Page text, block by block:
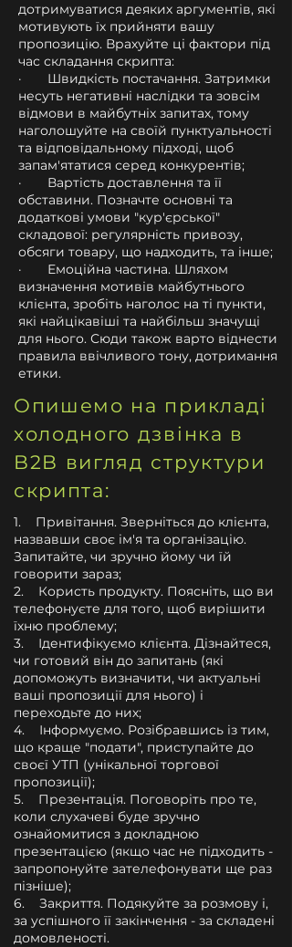
дотримуватися деяких аргументів, які
мотивують їх прийняти вашу
пропозицію. Врахуйте ці фактори під
час складання скрипта:
· Швидкість постачання. Затримки
несуть негативні наслідки та зовсім
відмови в майбутніх запитах, тому
наголошуйте на своїй пунктуальності
та відповідальному підході, щоб
запам'ятатися серед конкурентів;
· Вартість доставлення та її
обставини. Позначте основні та
додаткові умови "кур'єрської"
складової: регулярність привозу,
обсяги товару, що надходить, та інше;
· Емоційна частина. Шляхом
визначення мотивів майбутнього
клієнта, зробіть наголос на ті пункти,
які найцікавіші та найбільш значущі
для нього. Сюди також варто віднести
правила ввічливого тону, дотримання
етики.
​Опишемо на прикладі
холодного дзвінка в
B2B вигляд структури
скрипта:
1. Привітання. Зверніться до клієнта,
назвавши своє ім'я та організацію.
Запитайте, чи зручно йому чи їй
говорити зараз;
2. Користь продукту. Поясніть, що ви
телефонуєте для того, щоб вирішити
їхню проблему;
3. Ідентифікуємо клієнта. Дізнайтеся,
чи готовий він до запитань (які
допоможуть визначити, чи актуальні
ваші пропозиції для нього) і
переходьте до них;
4. Інформуємо. Розібравшись із тим,
що краще "подати", приступайте до
своєї УТП (унікальної торгової
пропозиції);
5. Презентація. Поговоріть про те,
коли слухачеві буде зручно
ознайомитися з докладною
презентацією (якщо час не підходить -
запропонуйте зателефонувати ще раз
пізніше);
6. Закриття. Подякуйте за розмову і,
за успішного її закінчення - за складені
домовленості.